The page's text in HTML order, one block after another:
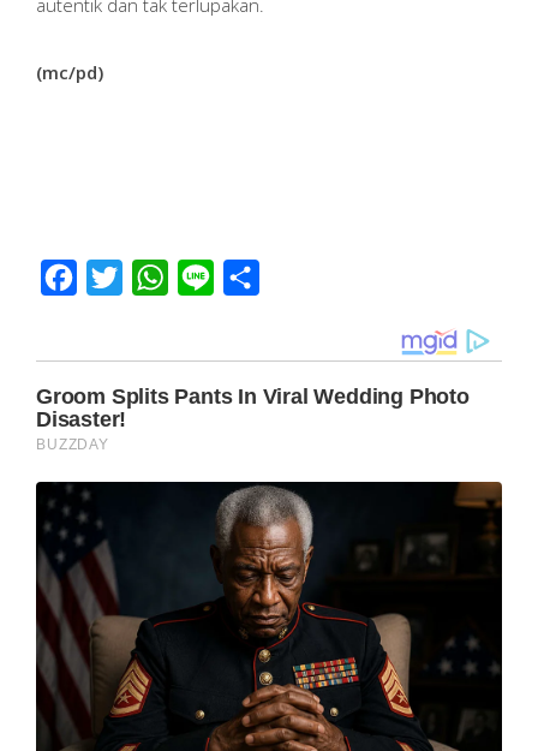
autentik dan tak terlupakan.
(mc/pd)
Facebook
Twitter WhatsApp
Line